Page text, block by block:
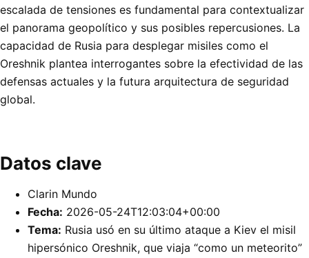
escalada de tensiones es fundamental para contextualizar
el panorama geopolítico y sus posibles repercusiones. La
capacidad de Rusia para desplegar misiles como el
Oreshnik plantea interrogantes sobre la efectividad de las
defensas actuales y la futura arquitectura de seguridad
global.
Datos clave
Clarin Mundo
Fecha: 2026-05-24T12:03:04+00:00
Tema: Rusia usó en su último ataque a Kiev el misil
hipersónico Oreshnik, que viaja “como un meteorito”